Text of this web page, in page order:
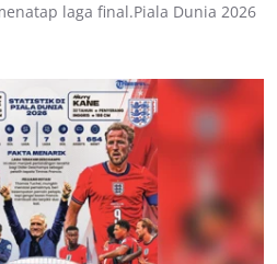
laga final.Piala Dunia 2026